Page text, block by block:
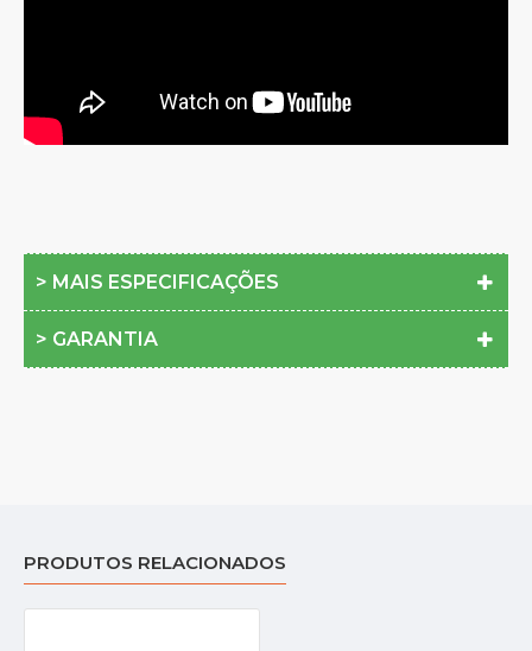
> MAIS ESPECIFICAÇÕES
> GARANTIA
PRODUTOS RELACIONADOS